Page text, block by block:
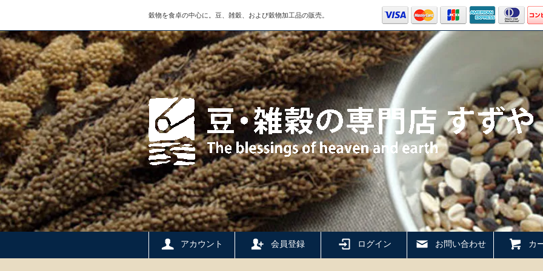
穀物を食卓の中心に。豆、雑穀、および穀物加工品の販売。
アカウント 会員登録 ログイン お問い合わせ カ